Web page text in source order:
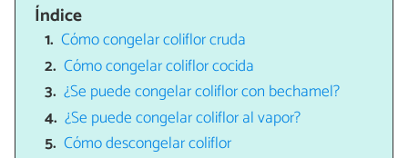
Índice
Cómo congelar coliflor cruda
Cómo congelar coliflor cocida
¿Se puede congelar coliflor con bechamel?
¿Se puede congelar coliflor al vapor?
Cómo descongelar coliflor